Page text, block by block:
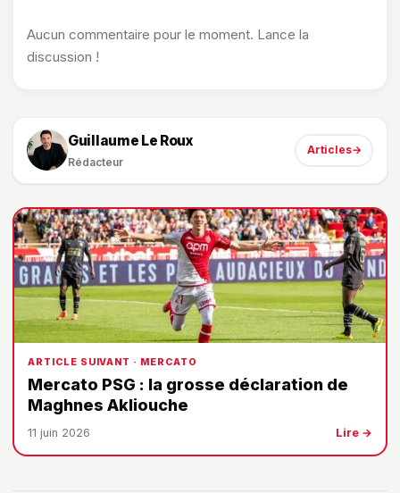
Aucun commentaire pour le moment. Lance la
discussion !
Guillaume Le Roux
Rédacteur
Articles→
ARTICLE SUIVANT · MERCATO
Mercato PSG : la grosse déclaration de
Maghnes Akliouche
11 juin 2026 Lire →